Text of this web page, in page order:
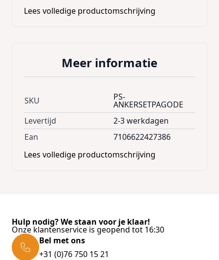
Lees volledige productomschrijving
Meer informatie
SKU PS-
ANKERSETPAGODE
Levertijd
2-3 werkdagen
Ean
7106622427386
Lees volledige productomschrijving
Hulp nodig? We staan voor je klaar!
Onze klantenservice is geopend tot 16:30
Bel met ons
+31 (0)76 750 15 21